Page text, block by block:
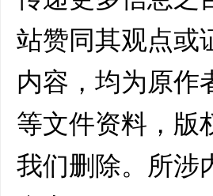
站赞同其观点或
内容，均为原作
等文件资料，版
我们删除。所涉